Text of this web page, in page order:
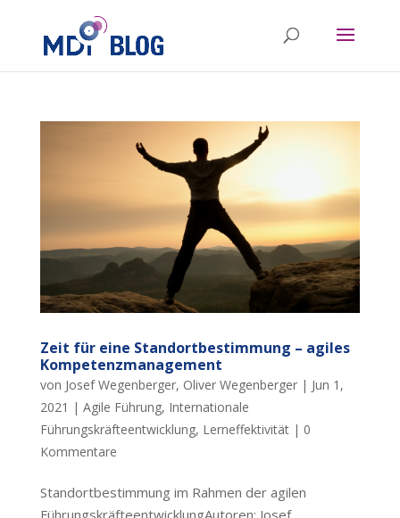
Zeit für eine Standortbestimmung – agiles
Kompetenzmanagement
von Josef Wegenberger, Oliver Wegenberger| Jun 1,
2021 | Agile Führung, Internationale
Führungskräfteentwicklung, Lerneffektivität| 0
Kommentare
Standortbestimmung im Rahmen der agilen